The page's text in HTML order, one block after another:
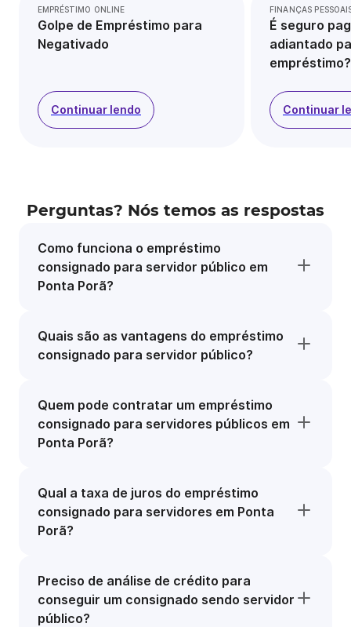
EMPRÉSTIMO ONLINE
Golpe de Empréstimo para
Negativado
Continuar lendo
FINANÇAS
É seguro
adiantado
empréstimo?
Continuar
Perguntas? Nós temos as respostas
Como funciona o empréstimo
consignado para servidor público em
Ponta Porã?
Quais são as vantagens do empréstimo
consignado para servidor público?
Quem pode contratar um empréstimo
consignado para servidores públicos em
Ponta Porã?
Qual a taxa de juros do empréstimo
consignado para servidores em Ponta
Porã?
Preciso de análise de crédito para
conseguir um consignado sendo servidor
público?